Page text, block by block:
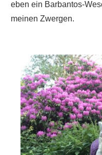
eben ein Barbantos-
meinen Zwergen.